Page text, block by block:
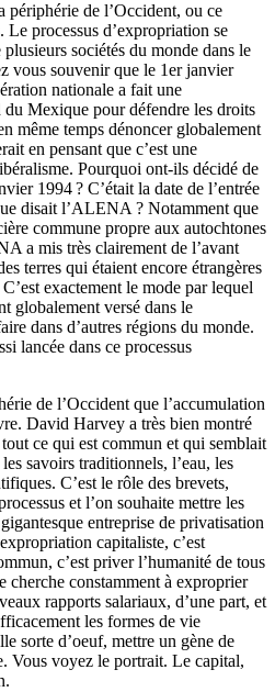
périphérie de l’Occident, ou ce
processus d’expropriation se
sociétés du monde dans le
vous souvenir que le 1er janvier
nationale a fait une
du Mexique pour défendre les droits
même temps dénoncer globalement
en pensant que c’est une
Pourquoi ont-ils décidé de
1994 ? C’était la date de l’entrée
disait l’ALENA ? Notamment que
commune propre aux autochtones
a mis très clairement de l’avant
terres qui étaient encore étrangères
exactement le mode par lequel
globalement versé dans le
dans d’autres régions du monde.
lancée dans ce processus
de l’Occident que l’accumulation
David Harvey a très bien montré
ce qui est commun et qui semblait
savoirs traditionnels, l’eau, les
C’est le rôle des brevets,
et l’on souhaite mettre les
entreprise de privatisation
capitaliste, c’est
c’est priver l’humanité de tous
cherche constamment à exproprier
rapports salariaux, d’une part, et
les formes de vie
sorte d’oeuf, mettre un gène de
Vous voyez le portrait. Le capital,